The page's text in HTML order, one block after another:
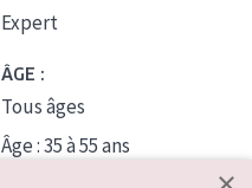
Expert
ÂGE :
Tous âges
Âge : 35 à 55 ans